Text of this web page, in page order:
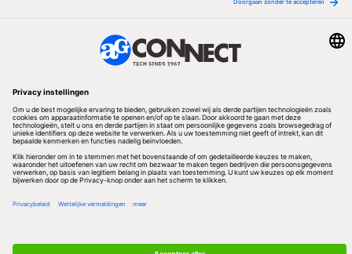
Volg ons
Redactionele partner
Algemene Voorwaarden & Copyrights